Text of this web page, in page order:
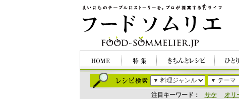
注目キーワード： サケ オリ